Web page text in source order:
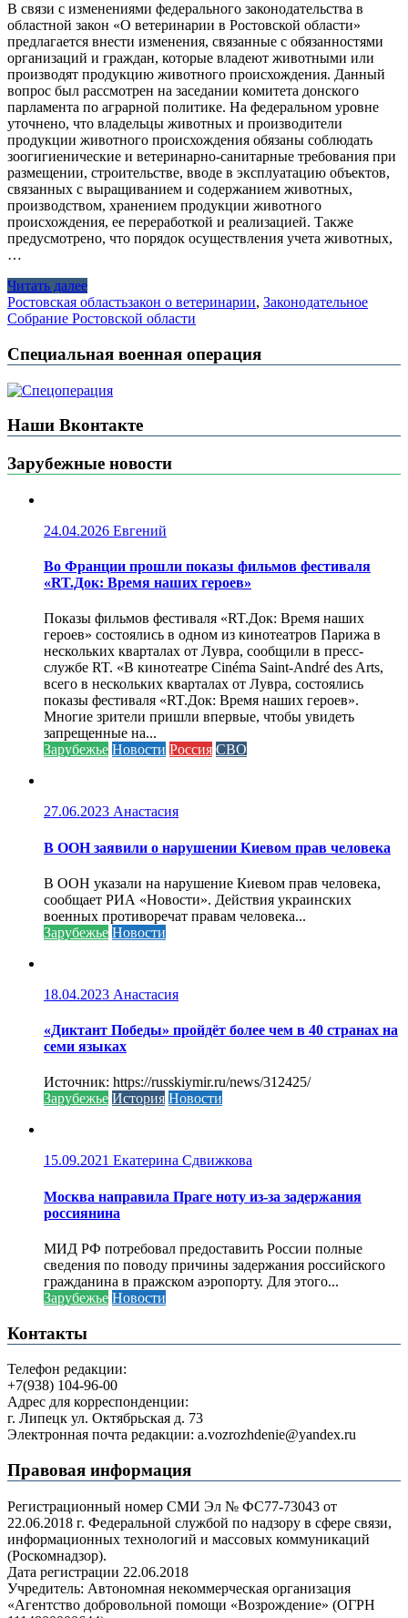
В связи с изменениями федерального законодательства в
областной закон «О ветеринарии в Ростовской области»
предлагается внести изменения, связанные с обязанностями
организаций и граждан, которые владеют животными или
производят продукцию животного происхождения. Данный
вопрос был рассмотрен на заседании комитета донского
парламента по аграрной политике. На федеральном уровне
уточнено, что владельцы животных и производители
продукции животного происхождения обязаны соблюдать
зоогигиенические и ветеринарно-санитарные требования при
размещении, строительстве, вводе в эксплуатацию объектов,
связанных с выращиванием и содержанием животных,
производством, хранением продукции животного
происхождения, ее переработкой и реализацией. Также
предусмотрено, что порядок осуществления учета животных,
…
Читать далее
Ростовская областьзакон о ветеринарии, Законодательное
Собрание Ростовской области
Специальная военная операция
Наши Вконтакте
Зарубежные новости
24.04.2026 Евгений
Во Франции прошли показы фильмов фестиваля
«RT.Док: Время наших героев»
Показы фильмов фестиваля «RT.Док: Время наших
героев» состоялись в одном из кинотеатров Парижа в
нескольких кварталах от Лувра, сообщили в пресс-
службе RT. «В кинотеатре Cinéma Saint-André des Arts,
всего в нескольких кварталах от Лувра, состоялись
показы фестиваля «RT.Док: Время наших героев».
Многие зрители пришли впервые, чтобы увидеть
запрещенные на...
Зарубежье Новости Россия СВО
27.06.2023 Анастасия
В ООН заявили о нарушении Киевом прав человека
В ООН указали на нарушение Киевом прав человека,
сообщает РИА «Новости». Действия украинских
военных противоречат правам человека...
Зарубежье Новости
18.04.2023 Анастасия
«Диктант Победы» пройдёт более чем в 40 странах на
семи языках
Источник: https://russkiymir.ru/news/312425/
Зарубежье История Новости
15.09.2021 Екатерина Сдвижкова
Москва направила Праге ноту из-за задержания
россиянина
МИД РФ потребовал предоставить России полные
сведения по поводу причины задержания российского
гражданина в пражском аэропорту. Для этого...
Зарубежье Новости
Контакты
Телефон редакции:
+7(938) 104-96-00
Адрес для корреспонденции:
г. Липецк ул. Октябрьская д. 73
Электронная почта редакции: a.vozrozhdenie@yandex.ru
Правовая информация
Регистрационный номер СМИ Эл № ФС77-73043 от
22.06.2018 г. Федеральной службой по надзору в сфере связи,
информационных технологий и массовых коммуникаций
(Роскомнадзор).
Дата регистрации 22.06.2018
Учредитель: Автономная некоммерческая организация
«Агентство добровольной помощи «Возрождение» (ОГРН